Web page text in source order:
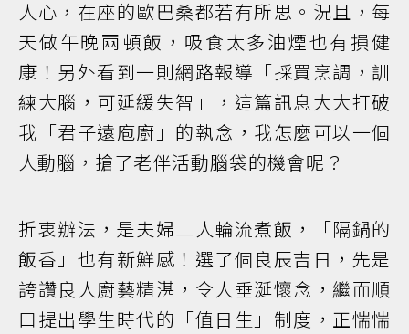
人心，在座的歐巴桑都若有所思。況且，每
天做午晚兩頓飯，吸食太多油煙也有損健
康！另外看到一則網路報導「採買烹調，訓
練大腦，可延緩失智」，這篇訊息大大打破
我「君子遠庖廚」的執念，我怎麼可以一個
人動腦，搶了老伴活動腦袋的機會呢？
折衷辦法，是夫婦二人輪流煮飯，「隔鍋的
飯香」也有新鮮感！選了個良辰吉日，先是
誇讚良人廚藝精湛，令人垂涎懷念，繼而順
口提出學生時代的「值日生」制度，正惴惴